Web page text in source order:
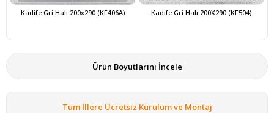
Kadife Gri Halı 200x290 (KF406A) Kadife Gri Halı 200X290 (KF504)
Ürün Boyutlarını İncele
Tüm İllere Ücretsiz Kurulum ve Montaj